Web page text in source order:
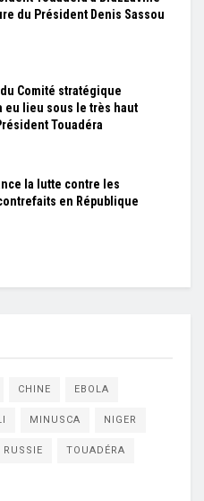
du Président Denis Sassou
du Comité stratégique
a eu lieu sous le très haut
Touadéra
la lutte contre les
en République
CHINE EBOLA
MINUSCA NIGER
RUSSIE TOUADÉRA